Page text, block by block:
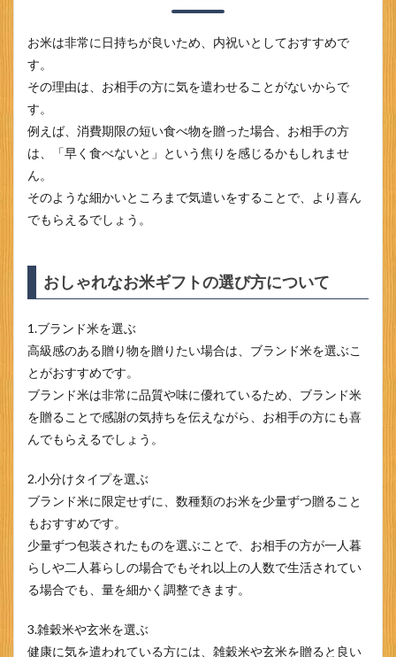
お米は非常に日持ちが良いため、内祝いとしておすすめで
す。
その理由は、お相手の方に気を遣わせることがないからで
す。
例えば、消費期限の短い食べ物を贈った場合、お相手の方
は、「早く食べないと」という焦りを感じるかもしれませ
ん。
そのような細かいところまで気遣いをすることで、より喜ん
でもらえるでしょう。
おしゃれなお米ギフトの選び方について
1.ブランド米を選ぶ
高級感のある贈り物を贈りたい場合は、ブランド米を選ぶこ
とがおすすめです。
ブランド米は非常に品質や味に優れているため、ブランド米
を贈ることで感謝の気持ちを伝えながら、お相手の方にも喜
んでもらえるでしょう。
2.小分けタイプを選ぶ
ブランド米に限定せずに、数種類のお米を少量ずつ贈ること
もおすすめです。
少量ずつ包装されたものを選ぶことで、お相手の方が一人暮
らしや二人暮らしの場合でもそれ以上の人数で生活されてい
る場合でも、量を細かく調整できます。
3.雑穀米や玄米を選ぶ
健康に気を遣われている方には、雑穀米や玄米を贈ると良い